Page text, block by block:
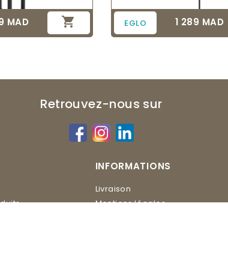
Prix
MAD  EGLO Prix
1 289 MAD
Retrouvez-nous sur
INFORMATIONS
Livraison
Mentions légales